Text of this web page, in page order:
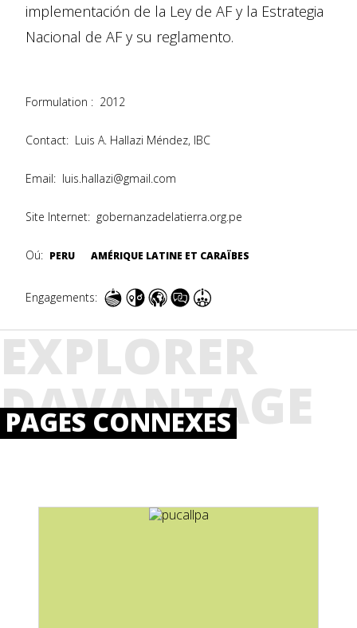
implementación de la Ley de AF y la Estrategia
Nacional de AF y su reglamento.
Formulation : 2012
Contact: Luis A. Hallazi Méndez, IBC
Email: luis.hallazi@gmail.com
Site Internet: gobernanzadelatierra.org.pe
Oú: PERU AMÉRIQUE LATINE ET CARAÏBES
Engagements:
EXPLORER
DAVANTAGE
PAGES CONNEXES